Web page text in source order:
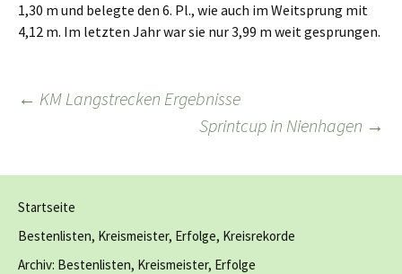
1,30 m und belegte den 6. Pl., wie auch im Weitsprung mit
4,12 m. Im letzten Jahr war sie nur 3,99 m weit gesprungen.
Beitragsnavigation
← KM Langstrecken Ergebnisse
Sprintcup in Nienhagen →
Startseite
Bestenlisten, Kreismeister, Erfolge, Kreisrekorde
Archiv: Bestenlisten, Kreismeister, Erfolge